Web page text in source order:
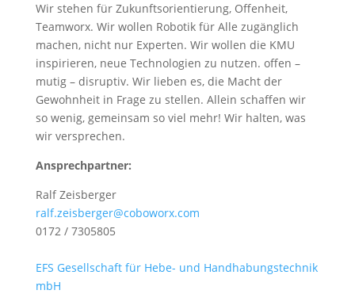
Wir stehen für Zukunftsorientierung, Offenheit,
Teamworx. Wir wollen Robotik für Alle zugänglich
machen, nicht nur Experten. Wir wollen die KMU
inspirieren, neue Technologien zu nutzen. offen –
mutig – disruptiv. Wir lieben es, die Macht der
Gewohnheit in Frage zu stellen. Allein schaffen wir
so wenig, gemeinsam so viel mehr! Wir halten, was
wir versprechen.
Ansprechpartner:
Ralf Zeisberger
ralf.zeisberger@coboworx.com
0172 / 7305805
EFS Gesellschaft für Hebe- und Handhabungstechnik
mbH